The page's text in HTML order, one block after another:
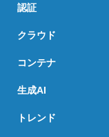
認証
クラウド
コンテナ
生成AI
トレンド